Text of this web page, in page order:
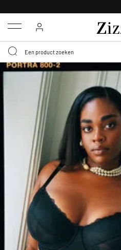
Menu